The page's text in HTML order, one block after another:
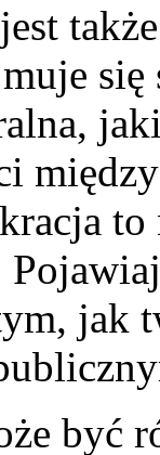
się
jak
być